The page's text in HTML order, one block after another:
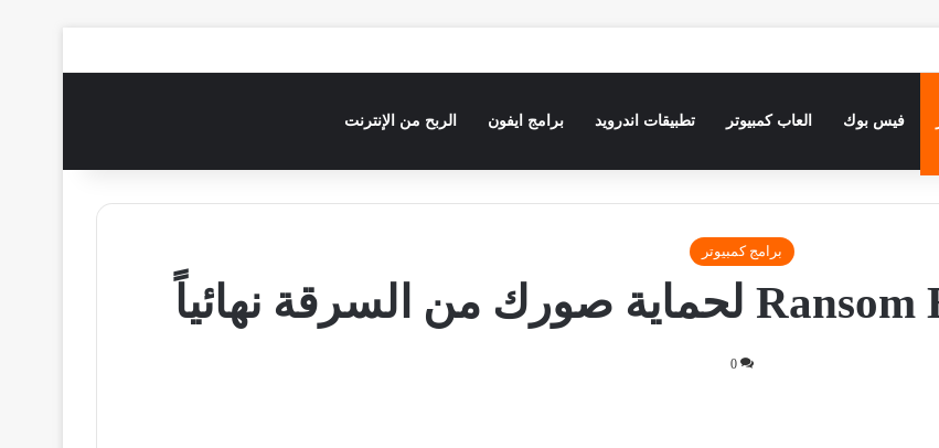
فيس بوك العاب كمبيوتر تطبيقات اندرويد برامج ايفون الربح من الإنترنت
برامج كمبيوتر
0